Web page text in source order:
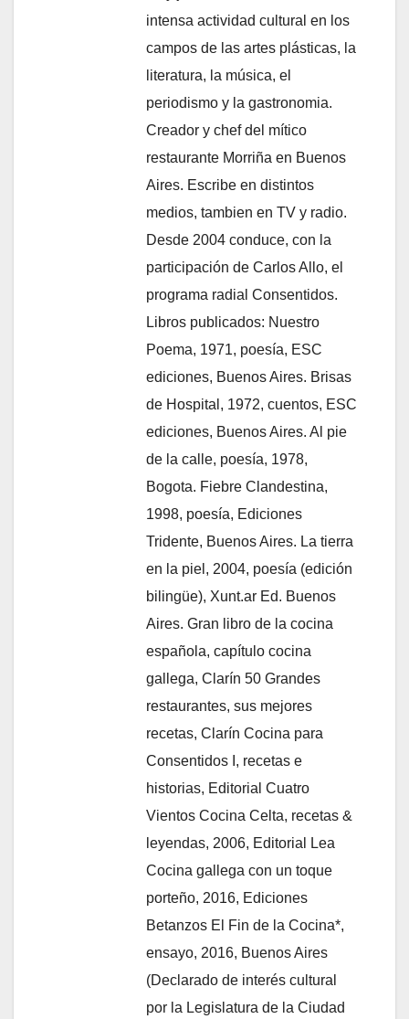
intensa actividad cultural en los
campos de las artes plásticas, la
literatura, la música, el
periodismo y la gastronomia.
Creador y chef del mítico
restaurante Morriña en Buenos
Aires. Escribe en distintos
medios, tambien en TV y radio.
Desde 2004 conduce, con la
participación de Carlos Allo, el
programa radial Consentidos.
Libros publicados: Nuestro
Poema, 1971, poesía, ESC
ediciones, Buenos Aires. Brisas
de Hospital, 1972, cuentos, ESC
ediciones, Buenos Aires. Al pie
de la calle, poesía, 1978,
Bogota. Fiebre Clandestina,
1998, poesía, Ediciones
Tridente, Buenos Aires. La tierra
en la piel, 2004, poesía (edición
bilingüe), Xunt.ar Ed. Buenos
Aires. Gran libro de la cocina
española, capítulo cocina
gallega, Clarín 50 Grandes
restaurantes, sus mejores
recetas, Clarín Cocina para
Consentidos I, recetas e
historias, Editorial Cuatro
Vientos Cocina Celta, recetas &
leyendas, 2006, Editorial Lea
Cocina gallega con un toque
porteño, 2016, Ediciones
Betanzos El Fin de la Cocina*,
ensayo, 2016, Buenos Aires
(Declarado de interés cultural
por la Legislatura de la Ciudad